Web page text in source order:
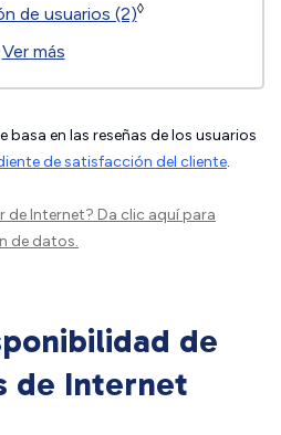
de usuarios (2)◊
Ver más
basa en las reseñas de los usuarios
de satisfacción del cliente.
de Internet? Da clic aquípara
de datos.
de
de Internet